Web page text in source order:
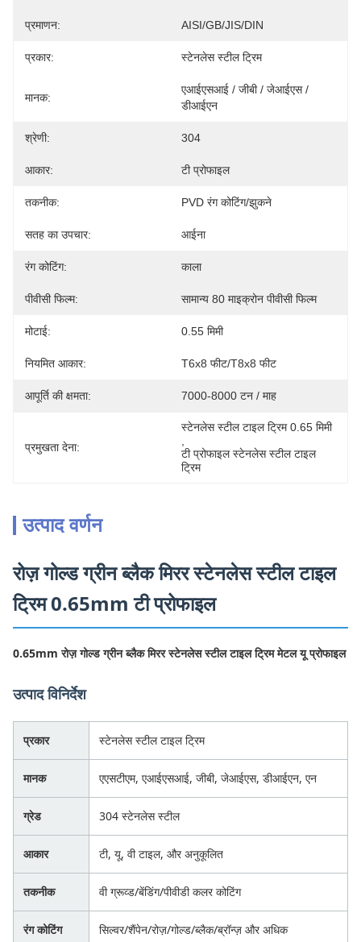
प्रमाणन: AISI/GB/JIS/DIN
प्रकार: स्टेनलेस स्टील ट्रिम
मानक:
एआईएसआई / जीबी / जेआईएस /
डीआईएन
श्रेणी: 304
आकार: टी प्रोफाइल
तकनीक: PVD रंग कोटिंग/झुकने
सतह का उपचार: आईना
रंग कोटिंग: काला
पीवीसी फिल्म: सामान्य 80 माइक्रोन पीवीसी फिल्म
मोटाई: 0.55 मिमी
नियमित आकार: T6x8 फीट/T8x8 फीट
आपूर्ति की क्षमता: 7000-8000 टन / माह
प्रमुखता देना:
स्टेनलेस स्टील टाइल ट्रिम 0.65 मिमी
टी प्रोफाइल स्टेनलेस स्टील टाइल
ट्रिम
उत्पाद वर्णन
रोज़ गोल्ड ग्रीन ब्लैक मिरर स्टेनलेस स्टील टाइल
ट्रिम 0.65mm टी प्रोफाइल
0.65mm रोज़ गोल्ड ग्रीन ब्लैक मिरर स्टेनलेस स्टील टाइल ट्रिम मेटल यू प्रोफाइल
उत्पाद विनिर्देश
प्रकार स्टेनलेस स्टील टाइल ट्रिम
मानक एएसटीएम, एआईएसआई, जीबी, जेआईएस, डीआईएन, एन
ग्रेड 304 स्टेनलेस स्टील
आकार टी, यू, वी टाइल, और अनुकूलित
तकनीक वी ग्रूव्ड/बेंडिंग/पीवीडी कलर कोटिंग
रंग कोटिंग सिल्वर/शैंपेन/रोज़/गोल्ड/ब्लैक/ब्रॉन्ज़ और अधिक